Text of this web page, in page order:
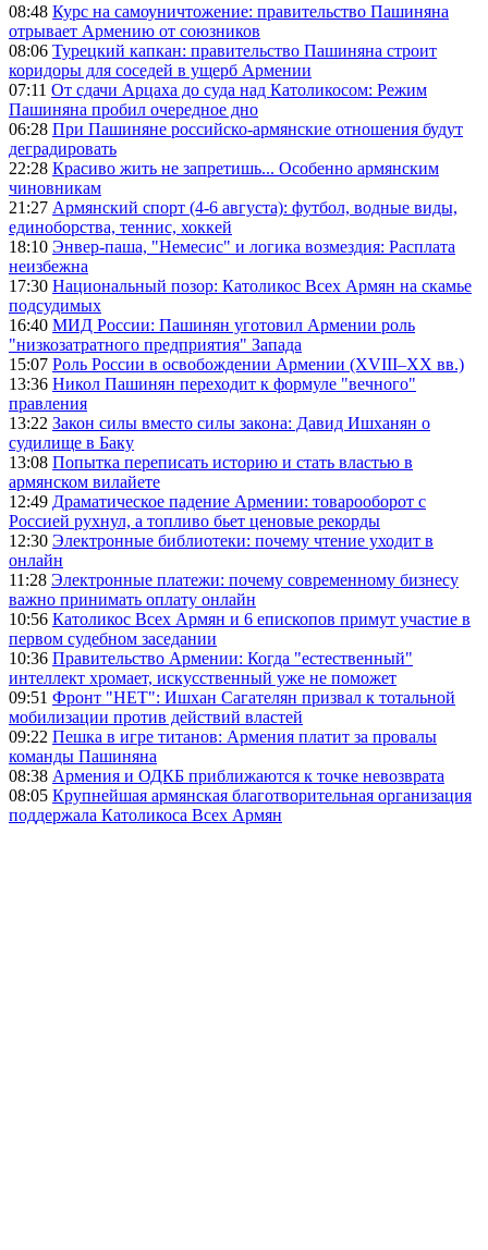
08:48 Курс на самоуничтожение: правительство Пашиняна
отрывает Армению от союзников
08:06 Турецкий капкан: правительство Пашиняна строит
коридоры для соседей в ущерб Армении
07:11 От сдачи Арцаха до суда над Католикосом: Режим
Пашиняна пробил очередное дно
06:28 При Пашиняне российско-армянские отношения будут
деградировать
22:28 Красиво жить не запретишь... Особенно армянским
чиновникам
21:27 Армянский спорт (4-6 августа): футбол, водные виды,
единоборства, теннис, хоккей
18:10 Энвер-паша, "Немесис" и логика возмездия: Расплата
неизбежна
17:30 Национальный позор: Католикос Всех Армян на скамье
подсудимых
16:40 МИД России: Пашинян уготовил Армении роль
"низкозатратного предприятия" Запада
15:07 Роль России в освобождении Армении (XVIII–XX вв.)
13:36 Никол Пашинян переходит к формуле "вечного"
правления
13:22 Закон силы вместо силы закона: Давид Ишханян о
судилище в Баку
13:08 Попытка переписать историю и стать властью в
армянском вилайете
12:49 Драматическое падение Армении: товарооборот с
Россией рухнул, а топливо бьет ценовые рекорды
12:30 Электронные библиотеки: почему чтение уходит в
онлайн
11:28 Электронные платежи: почему современному бизнесу
важно принимать оплату онлайн
10:56 Католикос Всех Армян и 6 епископов примут участие в
первом судебном заседании
10:36 Правительство Армении: Когда "естественный"
интеллект хромает, искусственный уже не поможет
09:51 Фронт "НЕТ": Ишхан Сагателян призвал к тотальной
мобилизации против действий властей
09:22 Пешка в игре титанов: Армения платит за провалы
команды Пашиняна
08:38 Армения и ОДКБ приближаются к точке невозврата
08:05 Крупнейшая армянская благотворительная организация
поддержала Католикоса Всех Армян